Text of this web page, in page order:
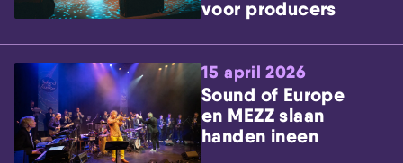
voor producers
15 april 2026
Sound of Europe
en MEZZ slaan
handen ineen